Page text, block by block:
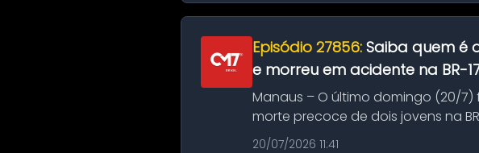
Episódio 27856: Saiba quem é
e morreu em acidente na BR-
Manaus – O último domingo (20/
morte precoce de dois jovens na
típico café regio...
20/07/2026 11:41